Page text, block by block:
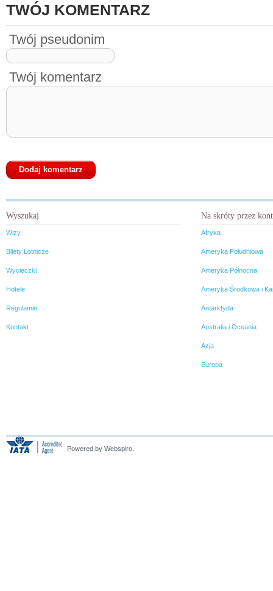
TWÓJ KOMENTARZ
Twój pseudonim
Twój komentarz
Wyszukaj
Wizy
Bilety Lotnicze
Wycieczki
Hotele
Regulamin
Kontakt
Na skróty przez
Afryka
Ameryka Południowa
Ameryka Północna
Ameryka Środkowa i
Antarktyda
Australia i Oceania
Azja
Europa
Powered by Webspiro.